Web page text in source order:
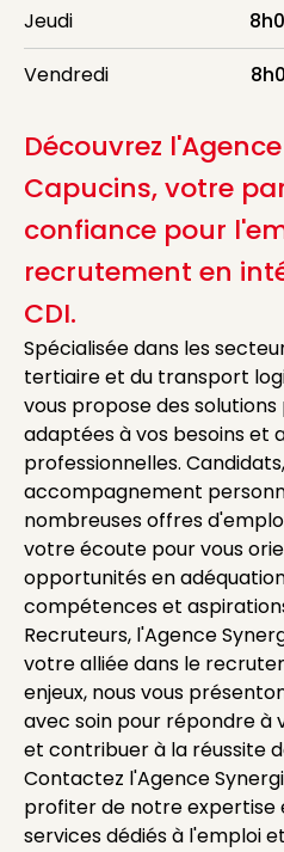
Jeudi
Vendredi
Découvrez
Capucins, votre
confiance pour
recrutement en
CDI.
Spécialisée dans les
tertiaire et du transport
vous propose des solutions
adaptées à vos besoins et
professionnelles.
accompagnement
nombreuses offres
votre écoute pour vous
opportunités en
compétences et
Recruteurs, l'Agence
votre alliée dans le
enjeux, nous vous
avec soin pour répondre à
et contribuer à la réussite
Contactez l'Agence
profiter de notre expertise
services dédiés à l'emploi